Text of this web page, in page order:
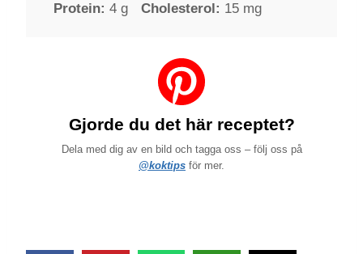
Protein: 4 g Cholesterol: 15 mg
Gjorde du det här receptet?
Dela med dig av en bild och tagga oss – följ oss på
@koktips för mer.